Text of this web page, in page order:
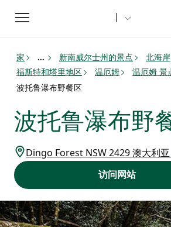
Toggle
navigation
家 ... 新南威尔士州的景点
北海岸
福斯特和塔里地区
温厄姆
温厄姆 景
波托鲁瀑布野餐区
波托鲁瀑布野
Dingo Forest NSW 2429 澳大利亚
访问网站